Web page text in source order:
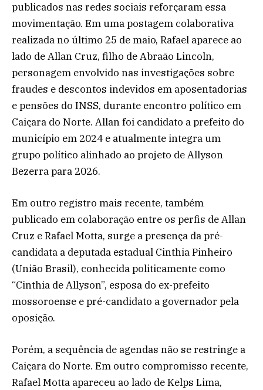
publicados nas redes sociais reforçaram essa
movimentação. Em uma postagem colaborativa
realizada no último 25 de maio, Rafael aparece ao
lado de Allan Cruz, filho de Abraão Lincoln,
personagem envolvido nas investigações sobre
fraudes e descontos indevidos em aposentadorias
e pensões do INSS, durante encontro político em
Caiçara do Norte. Allan foi candidato a prefeito do
município em 2024 e atualmente integra um
grupo político alinhado ao projeto de Allyson
Bezerra para 2026.
Em outro registro mais recente, também
publicado em colaboração entre os perfis de Allan
Cruz e Rafael Motta, surge a presença da pré-
candidata a deputada estadual Cinthia Pinheiro
(União Brasil), conhecida politicamente como
“Cinthia de Allyson”, esposa do ex-prefeito
mossoroense e pré-candidato a governador pela
oposição.
Porém, a sequência de agendas não se restringe a
Caiçara do Norte. Em outro compromisso recente,
Rafael Motta apareceu ao lado de Kelps Lima,